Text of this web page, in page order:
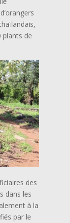
plants de
des
dans les
à la
par le